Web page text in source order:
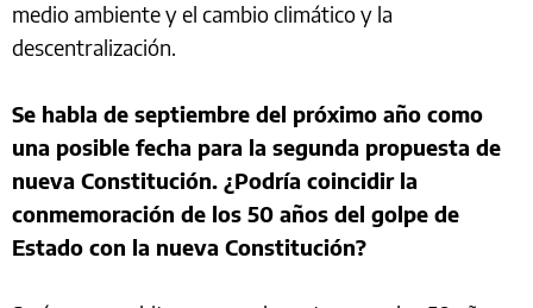
medio ambiente y el cambio climático y la
descentralización.
Se habla de septiembre del próximo año como
una posible fecha para la segunda propuesta de
nueva Constitución. ¿Podría coincidir la
conmemoración de los 50 años del golpe de
Estado con la nueva Constitución?